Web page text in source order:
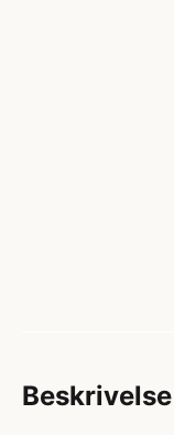
Beskrivelse